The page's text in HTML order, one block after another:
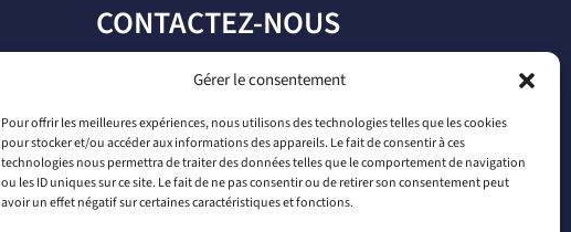
Gérer le consentement
Pour offrir les meilleures expériences, nous utilisons des technologies telles que les cookies
pour stocker et/ou accéder aux informations des appareils. Le fait de consentir à ces
technologies nous permettra de traiter des données telles que le comportement de navigation
ou les ID uniques sur ce site. Le fait de ne pas consentir ou de retirer son consentement peut
avoir un effet négatif sur certaines caractéristiques et fonctions.
CONTACTEZ-NOUS
par téléphone
par mail
contact@connectiled.com